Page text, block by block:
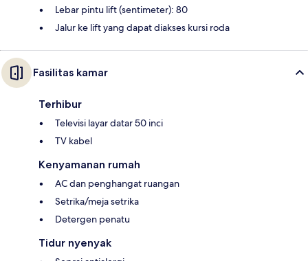
Lebar pintu lift (sentimeter): 80
Jalur ke lift yang dapat diakses kursi roda
Fasilitas kamar
Terhibur
Televisi layar datar 50 inci
TV kabel
Kenyamanan rumah
AC dan penghangat ruangan
Setrika/meja setrika
Detergen penatu
Tidur nyenyak